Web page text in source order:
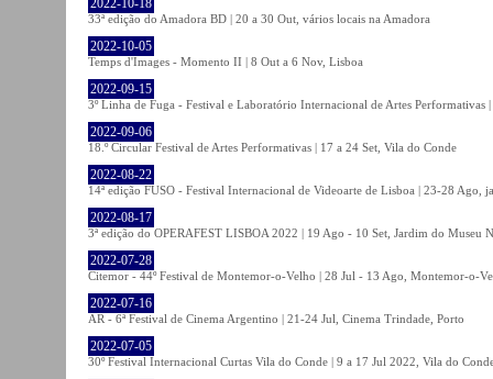
2022-10-18
33ª edição do Amadora BD | 20 a 30 Out, vários locais na Amadora
2022-10-05
Temps d'Images - Momento II | 8 Out a 6 Nov, Lisboa
2022-09-15
3º Linha de Fuga - Festival e Laboratório Internacional de Artes Performativas
2022-09-06
18.º Circular Festival de Artes Performativas | 17 a 24 Set, Vila do Conde
2022-08-22
14ª edição FUSO - Festival Internacional de Videoarte de Lisboa | 23-28 Ago,
2022-08-17
3ª edição do OPERAFEST LISBOA 2022 | 19 Ago - 10 Set, Jardim do Museu
2022-07-28
Citemor - 44º Festival de Montemor-o-Velho | 28 Jul - 13 Ago, Montemor-o-
2022-07-16
AR - 6ª Festival de Cinema Argentino | 21-24 Jul, Cinema Trindade, Porto
2022-07-05
30º Festival Internacional Curtas Vila do Conde | 9 a 17 Jul 2022, Vila do